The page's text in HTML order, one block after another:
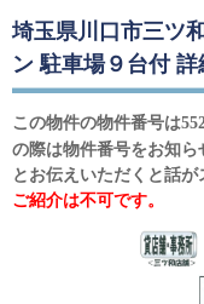
埼玉県川口市三ツ
ン 駐車場９台付詳
この物件の物件番号は
の際は物件番号をお知ら
とお伝えいただくと話が
ご紹介は不可です。